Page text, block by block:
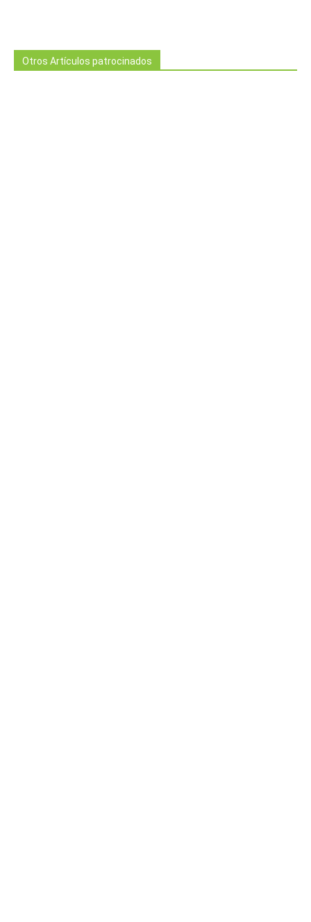
Otros Artículos patrocinados